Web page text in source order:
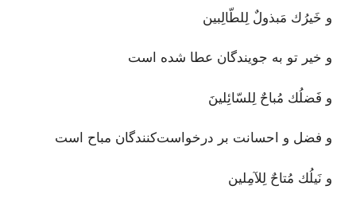
و خَيرُك مَبذولٌ لِلطّالِبين
و خیر تو به جویندگان عطا شده است
و فَضلُك مُباحٌ لِلسّائِلينَ
و فضل و احسانت بر درخواست‌کنندگان مباح است
و نَيلُك مُتاحٌ لِلآمِلين